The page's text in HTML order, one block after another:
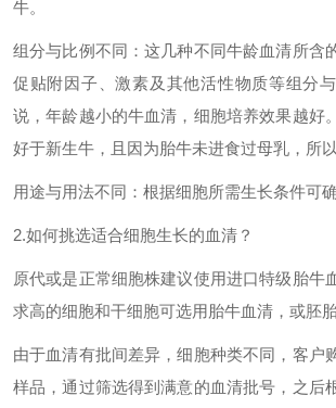
牛。
组分与比例不同：这几种不同牛龄血清所含
促贴附因子、激素及其他活性物质等组分
说，年龄越小的牛血清，细胞培养效果越好
好于新生牛，且因为胎牛未进食过母乳，所以
用途与用法不同：根据细胞所需生长条件可确
2.如何挑选适合细胞生长的血清？
原代或是正常细胞株建议使用进口特级胎牛
求高的细胞和干细胞可选用胎牛血清，或胚
由于血清有批间差异，细胞种类不同，客户
样品，通过筛选得到满意的血清批号，之后